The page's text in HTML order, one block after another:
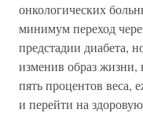
онкологических
минимум переход
предстадии диабета,
изменив образ
пять процентов веса,
и перейти на